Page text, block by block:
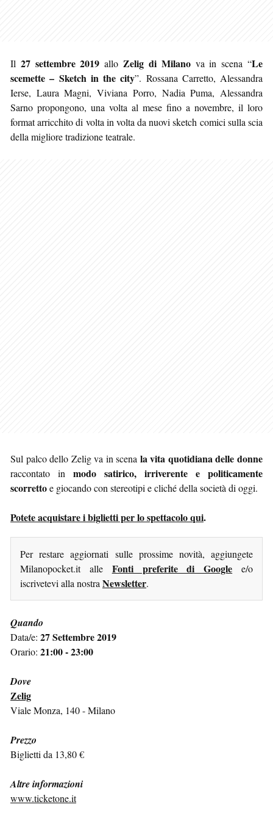
Il 27 settembre 2019 allo Zelig di Milanova in scena “Le
scemette – Sketch in the city”. Rossana Carretto, Alessandra
Ierse, Laura Magni, Viviana Porro, Nadia Puma, Alessandra
Sarno propongono, una volta al mese fino a novembre, il loro
format arricchito di volta in volta da nuovi sketch comici sulla scia
della migliore tradizione teatrale.
Sul palco dello Zelig va in scena la vita quotidiana delle donne
raccontato in modo satirico, irriverente e politicamente
scorrettoe giocando con stereotipi e cliché della società di oggi.
Potete acquistare i biglietti per lo spettacolo qui.
Per restare aggiornati sulle prossime novità, aggiungete
Milanopocket.it alle Fonti preferite di Google e/o
iscrivetevi alla nostra Newsletter.
Quando
Data/e: 27 Settembre 2019
Orario: 21:00 - 23:00
Dove
Zelig
Viale Monza, 140 - Milano
Prezzo
Biglietti da 13,80 €
Altre informazioni
www.ticketone.it